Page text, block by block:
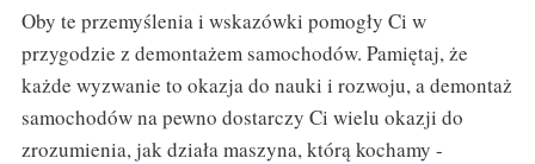
Oby te przemyślenia i wskazówki pomogły Ci w
przygodzie z demontażem samochodów. Pamiętaj, że
każde wyzwanie to okazja do nauki i rozwoju, a demontaż
samochodów na pewno dostarczy Ci wielu okazji do
zrozumienia, jak działa maszyna, którą kochamy -